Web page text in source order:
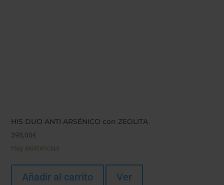
HIS DUO ANTI ARSÉNICO con ZEOLITA
398,00€
Hay existencias
Añadir al carrito Ver